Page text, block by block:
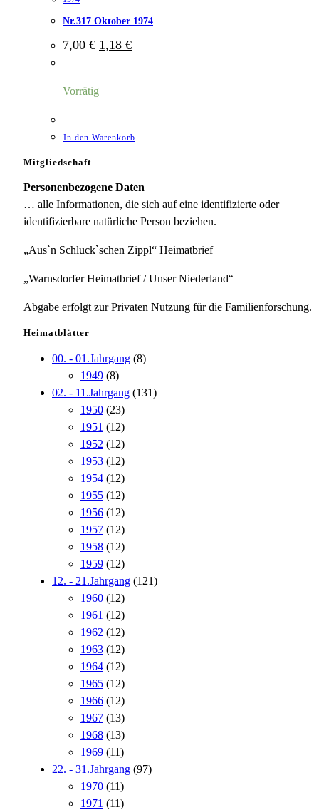
Nr.317 Oktober 1974
7,00€ Ursprünglicher
Preis
1,18 €Aktueller
Preis
Vorrätig
In den Warenkorb
Mitgliedschaft
Personenbezogene Daten
… alle Informationen, die sich auf eine identifizierte oder
identifizierbare natürliche Person beziehen.
„Aus`n Schluck`schen Zippl“ Heimatbrief
„Warnsdorfer Heimatbrief / Unser Niederland“
Abgabe erfolgt zur Privaten Nutzung für die Familienforschung.
Heimatblätter
00. - 01.Jahrgang (8)
1949 (8)
02. - 11.Jahrgang (131)
1950 (23)
1951 (12)
1952 (12)
1953 (12)
1954 (12)
1955 (12)
1956 (12)
1957 (12)
1958 (12)
1959 (12)
12. - 21.Jahrgang (121)
1960 (12)
1961 (12)
1962 (12)
1963 (12)
1964 (12)
1965 (12)
1966 (12)
1967 (13)
1968 (13)
1969 (11)
22. - 31.Jahrgang (97)
1970 (11)
1971 (11)